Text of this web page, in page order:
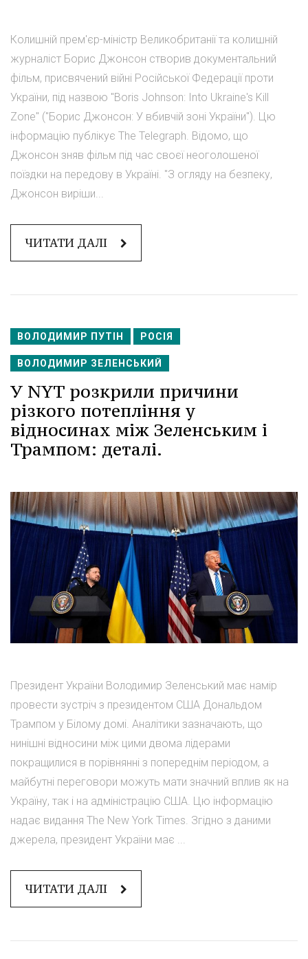
Колишній прем'єр-міністр Великобританії та колишній
журналіст Борис Джонсон створив документальний
фільм, присвячений війні Російської Федерації проти
України, під назвою "Boris Johnson: Into Ukraine's Kill
Zone" ("Борис Джонсон: У вбивчій зоні України"). Цю
інформацію публікує The Telegraph. Відомо, що
Джонсон зняв фільм під час своєї неоголошеної
поїздки на передову в Україні. "З огляду на безпеку,
Джонсон виріши...
ЧИТАТИ ДАЛІ
ВОЛОДИМИР ПУТІН РОСІЯ
ВОЛОДИМИР ЗЕЛЕНСЬКИЙ
У NYT розкрили причини
різкого потепління у
відносинах між Зеленським і
Трампом: деталі.
Президент України Володимир Зеленський має намір
провести зустріч з президентом США Дональдом
Трампом у Білому домі. Аналітики зазначають, що
нинішні відносини між цими двома лідерами
покращилися в порівнянні з попереднім періодом, а
майбутні переговори можуть мати значний вплив як на
Україну, так і на адміністрацію США. Цю інформацію
надає видання The New York Times. Згідно з даними
джерела, президент України має ...
ЧИТАТИ ДАЛІ